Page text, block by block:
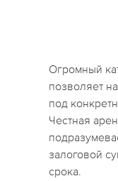
Огромный
позволяет
под
Честная
залоговой
срока.